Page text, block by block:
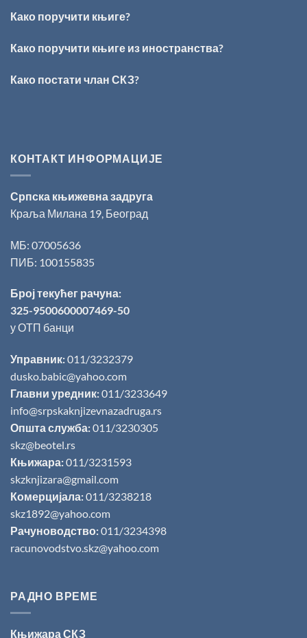
„Милован
поезију
Како поручити књиге?
Како поручити књиге из иностранства?
Како постати члан СКЗ?
КОНТАКТ ИНФОРМАЦИЈЕ
Српска књижевна задруга
Краља Милана 19, Београд
МБ: 07005636
ПИБ: 100155835
Број текућег рачуна:
325-9500600007469-50
у ОТП банци
Управник:011/3232379
dusko.babic@yahoo.com
Главни уредник:011/3233649
info@srpskaknjizevnazadruga.rs
Општа служба:011/3230305
skz@beotel.rs
Књижара:011/3231593
skzknjizara@gmail.com
Комерцијала:011/3238218
skz1892@yahoo.com
Рачуноводство:011/3234398
racunovodstvo.skz@yahoo.com
РАДНО ВРЕМЕ
Књижара СКЗ